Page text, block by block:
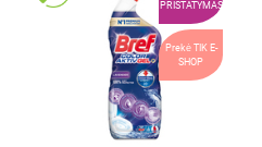
PRISTATYMAS
Prekė TIK E-
SHOP